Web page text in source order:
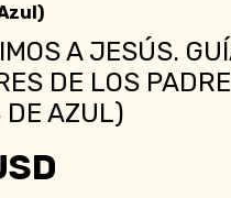
A JESÚS.
DE LOS
DE AZUL)